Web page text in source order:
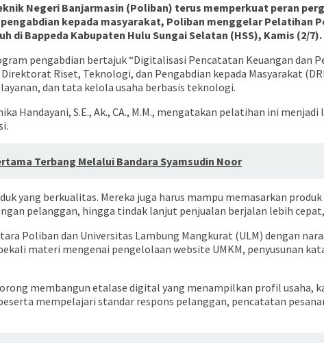
Negeri Banjarmasin (Poliban) terus memperkuat peran
kepada masyarakat, Poliban menggelar Pelatihan
di Bappeda Kabupaten Hulu Sungai Selatan (HSS), Kamis (2/7).
pengabdian bertajuk “Digitalisasi Pencatatan Keuangan dan
Riset, Teknologi, dan Pengabdian kepada Masyarakat
dan tata kelola usaha berbasis teknologi.
Handayani, S.E., Ak., CA., M.M., mengatakan pelatihan ini
Terbang Melalui Bandara Syamsudin Noor
yang berkualitas. Mereka juga harus mampu memasarkan
pelanggan, hingga tindak lanjut penjualan berjalan lebih
Poliban dan Universitas Lambung Mangkurat (ULM) dengan
dibekali materi mengenai pengelolaan website UMKM,
membangun etalase digital yang menampilkan profil usaha,
mempelajari standar respons pelanggan, pencatatan